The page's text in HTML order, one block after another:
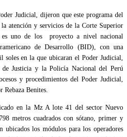
Judicial, dijeron que este programa del
atención y servicios de la Corte Superior
uno de los proyecto a nivel nacional
de Desarrollo (BID), con una
en la que ubicaran el Poder Judicial,
Justicia y la Policía Nacional del Perú
y procedimientos del Poder Judicial,
Benites.
en la Mz A lote 41 del sector Nuevo
metros cuadrados con sótano, primer y
ubicados los módulos para los operadores